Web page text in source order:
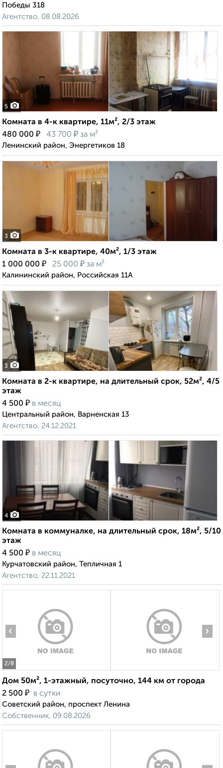
Победы 318
Агентство, 08.08.2026
5
Комната в 4-к квартире, 11м², 2/3 этаж
480 000 ₽ 43 700 ₽ за м²
Ленинский район, Энергетиков 18
3
Комната в 3-к квартире, 40м², 1/3 этаж
1 000 000 ₽ 25 000 ₽ за м²
Калининский район, Российская 11А
3
Комната в 2-к квартире, на длительный срок, 52м², 4/5
этаж
4 500 ₽ в месяц
Центральный район, Варненская 13
Агентство, 24.12.2021
4
Комната в коммуналке, на длительный срок, 18м², 5/10
этаж
4 500 ₽ в месяц
Курчатовский район, Тепличная 1
Агентство, 22.11.2021
2/8
‹ ›
Дом 50м², 1-этажный, посуточно, 144 км от города
2 500 ₽ в сутки
Советский район, проспект Ленина
Собственник, 09.08.2026